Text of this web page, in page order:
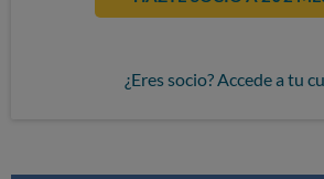
¿Eres socio? Accede a tu